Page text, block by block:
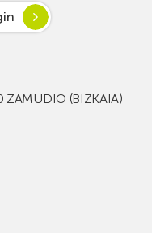
ZAMUDIO (BIZKAIA)